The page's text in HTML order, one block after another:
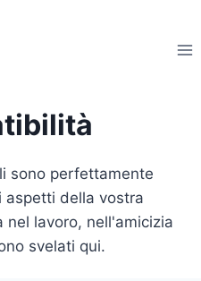
sono perfettamente
aspetti della vostra
lavoro, nell'amicizia
svelati qui.